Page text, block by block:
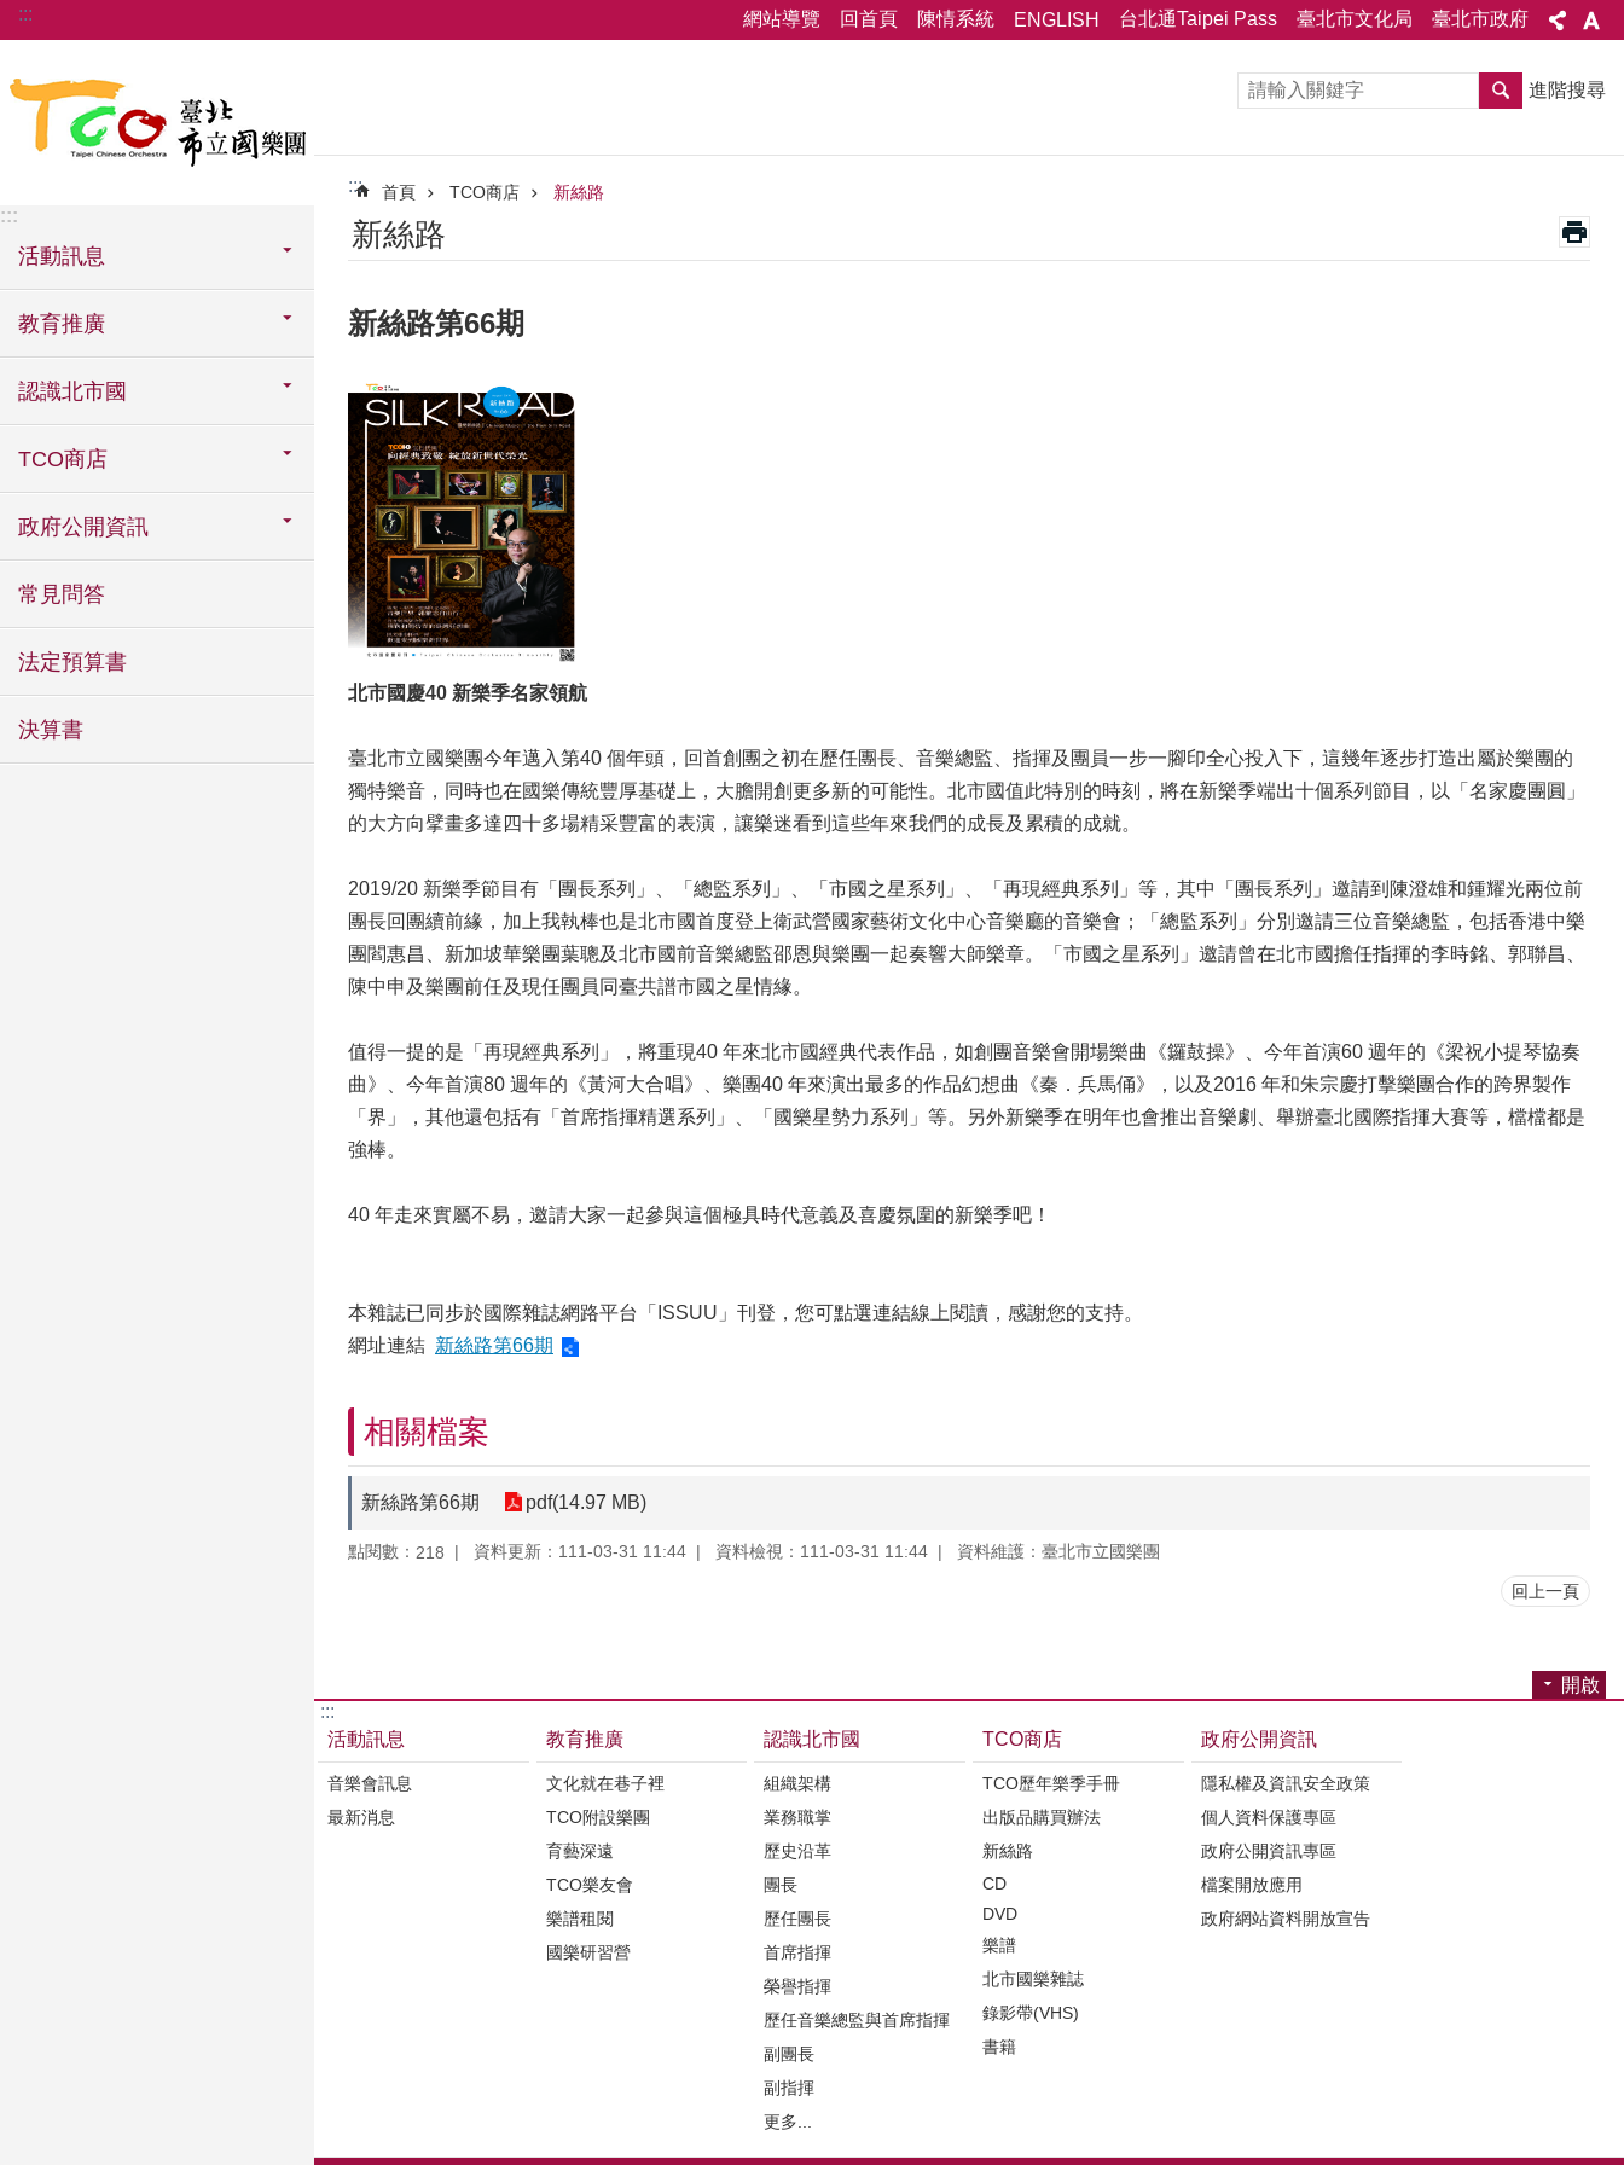
跳到主要內容區塊
::: 網站導覽 回首頁 陳情系統 ENGLISH 台北通Taipei Pass 臺北市文化局 臺北市政府
:::
活動訊息
教育推廣
認識北市國
TCO商店
政府公開資訊
常見問答
法定預算書
決算書
進階搜尋
::: 首頁 TCO商店 新絲路
新絲路
新絲路第66期
北市國慶40 新樂季名家領航
臺北市立國樂團今年邁入第40 個年頭，回首創團之初在歷任團長、音樂總監、指揮及團員一步一腳印全心投入下，這幾年逐步打造出屬於樂團的
獨特樂音，同時也在國樂傳統豐厚基礎上，大膽開創更多新的可能性。北市國值此特別的時刻，將在新樂季端出十個系列節目，以「名家慶團圓」
的大方向擘畫多達四十多場精采豐富的表演，讓樂迷看到這些年來我們的成長及累積的成就。
2019/20 新樂季節目有「團長系列」、「總監系列」、「市國之星系列」、「再現經典系列」等，其中「團長系列」邀請到陳澄雄和鍾耀光兩位前
團長回團續前緣，加上我執棒也是北市國首度登上衛武營國家藝術文化中心音樂廳的音樂會；「總監系列」分別邀請三位音樂總監，包括香港中樂
團閻惠昌、新加坡華樂團葉聰及北市國前音樂總監邵恩與樂團一起奏響大師樂章。「市國之星系列」邀請曾在北市國擔任指揮的李時銘、郭聯昌、
陳中申及樂團前任及現任團員同臺共譜市國之星情緣。
值得一提的是「再現經典系列」，將重現40 年來北市國經典代表作品，如創團音樂會開場樂曲《鑼鼓操》、今年首演60 週年的《梁祝小提琴協奏
曲》、今年首演80 週年的《黃河大合唱》、樂團40 年來演出最多的作品幻想曲《秦．兵馬俑》，以及2016 年和朱宗慶打擊樂團合作的跨界製作
「界」，其他還包括有「首席指揮精選系列」、「國樂星勢力系列」等。另外新樂季在明年也會推出音樂劇、舉辦臺北國際指揮大賽等，檔檔都是
強棒。
40 年走來實屬不易，邀請大家一起參與這個極具時代意義及喜慶氛圍的新樂季吧！
本雜誌已同步於國際雜誌網路平台「ISSUU」刊登，您可點選連結線上閱讀，感謝您的支持。
網址連結 新絲路第66期
相關檔案
新絲路第66期 pdf(14.97 MB)
點閱數： 218 資料更新：111-03-31 11:44 資料檢視：111-03-31 11:44 資料維護：臺北市立國樂團
回上一頁
開啟
:::
活動訊息
音樂會訊息
最新消息
教育推廣
文化就在巷子裡
TCO附設樂團
育藝深遠
TCO樂友會
樂譜租閱
國樂研習營
認識北市國
組織架構
業務職掌
歷史沿革
團長
歷任團長
首席指揮
榮譽指揮
歷任音樂總監與首席指揮
副團長
副指揮
更多...
TCO商店
TCO歷年樂季手冊
出版品購買辦法
新絲路
CD
DVD
樂譜
北市國樂雜誌
錄影帶(VHS)
書籍
政府公開資訊
隱私權及資訊安全政策
個人資料保護專區
政府公開資訊專區
檔案開放應用
政府網站資料開放宣告